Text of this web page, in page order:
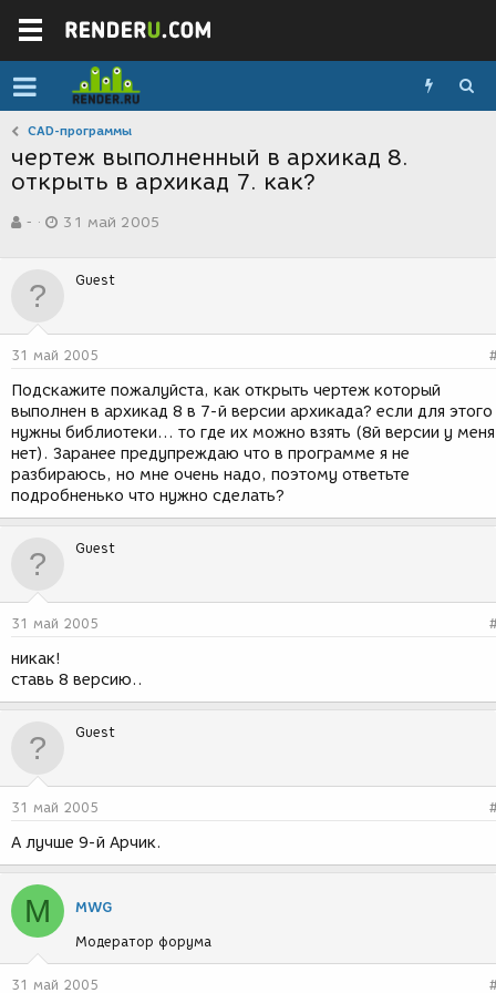
CAD-программы
чертеж выполненный в архикад 8.
открыть в архикад 7. как?
в
р
м
-
а
д
н
и
я
31 май 2005
Guest
31 май 2005
Подскажите пожалуйста, как открыть чертеж который
выполнен в архикад 8 в 7-й версии архикада? если для этого
нужны библиотеки... то где их можно взять (8й версии у меня
нет). Заранее предупреждаю что в программе я не
разбираюсь, но мне очень надо, поэтому ответьте
подробненько что нужно сделать?
Guest
31 май 2005
никак!
ставь 8 версию..
Guest
31 май 2005
А лучше 9-й Арчик.
M MWG
Модератор форума
31 май 2005